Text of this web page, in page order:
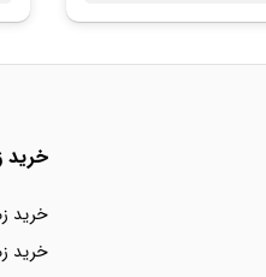
خرید
خرید
خرید